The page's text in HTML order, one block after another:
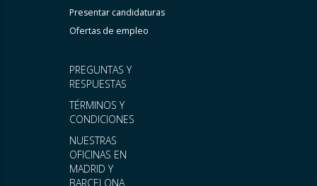
PREGUNTAS Y
RESPUESTAS
TÉRMINOS Y
CONDICIONES
NUESTRAS
OFICINAS EN
MADRID Y
BARCELONA
Presentar candidaturas
Ofertas de empleo